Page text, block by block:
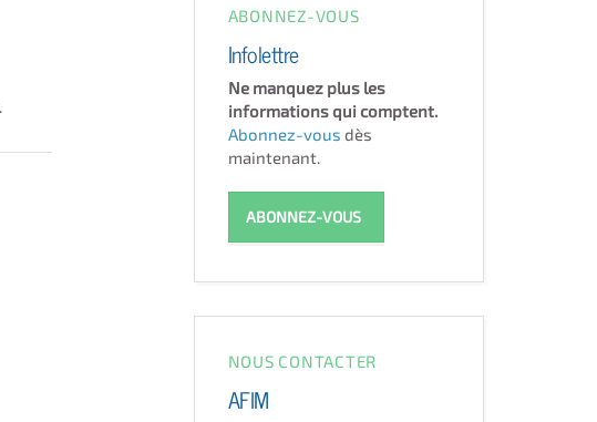
ABONNEZ-VOUS
Infolettre
Ne manquez plus les
informations qui comptent.
Abonnez-vous dès
maintenant.
ABONNEZ-VOUS
NOUS CONTACTER
AFIM